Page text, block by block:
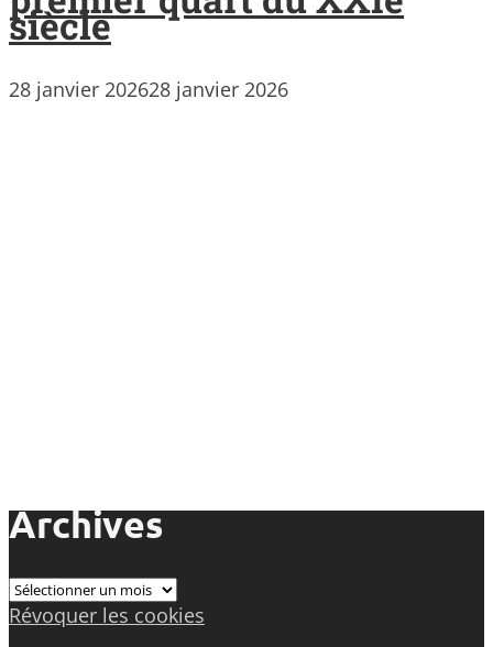
siècle
28 janvier 202628 janvier 2026
Archives
Archives
Révoquer les cookies